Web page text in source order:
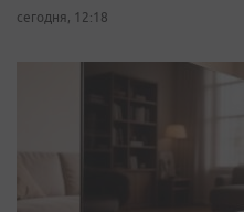
сегодня, 12:18